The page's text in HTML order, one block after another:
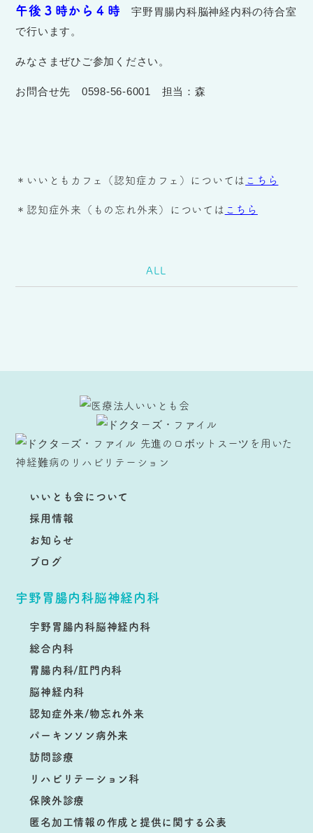
午後３時から４時 宇野胃腸内科脳神経内科の待合室
で行います。
みなさまぜひご参加ください。
お問合せ先 0598-56-6001 担当：森
＊いいともカフェ（認知症カフェ）については こちら
＊認知症外来（もの忘れ外来）については こちら
ALL
いいとも会について
採用情報
お知らせ
ブログ
宇野胃腸内科脳神経内科
宇野胃腸内科脳神経内科
総合内科
胃腸内科/肛門内科
脳神経内科
認知症外来/物忘れ外来
パーキンソン病外来
訪問診療
リハビリテーション科
保険外診療
匿名加工情報の作成と提供に関する公表